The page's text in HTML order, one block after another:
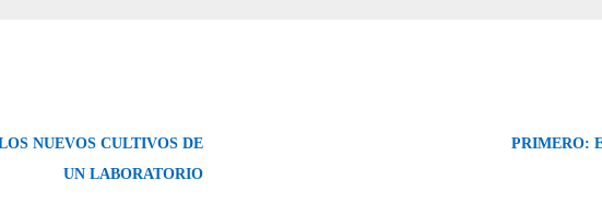
NUEVOS CULTIVOS DE
UN LABORATORIO
PRIMERO: